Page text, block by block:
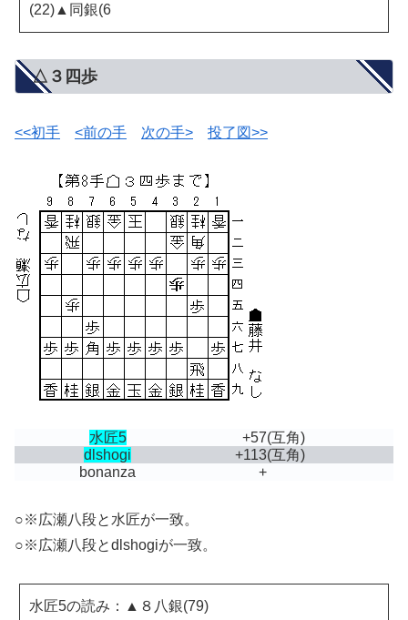
(22)▲同銀(6
△３四歩
<<初手 <前の手 次の手> 投了図>>
水匠5 +57(互角)
dlshogi
+113(互角)
bonanza
+
○※広瀬八段と水匠が一致。
○※広瀬八段とdlshogiが一致。
水匠5の読み：▲８八銀(79)